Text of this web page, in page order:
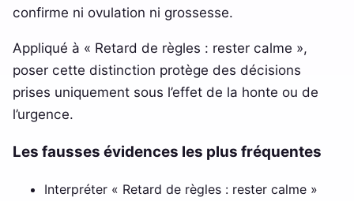
confirme ni ovulation ni grossesse.
Appliqué à « Retard de règles : rester calme »,
poser cette distinction protège des décisions
prises uniquement sous l’effet de la honte ou de
l’urgence.
Les fausses évidences les plus fréquentes
Interpréter « Retard de règles : rester calme »